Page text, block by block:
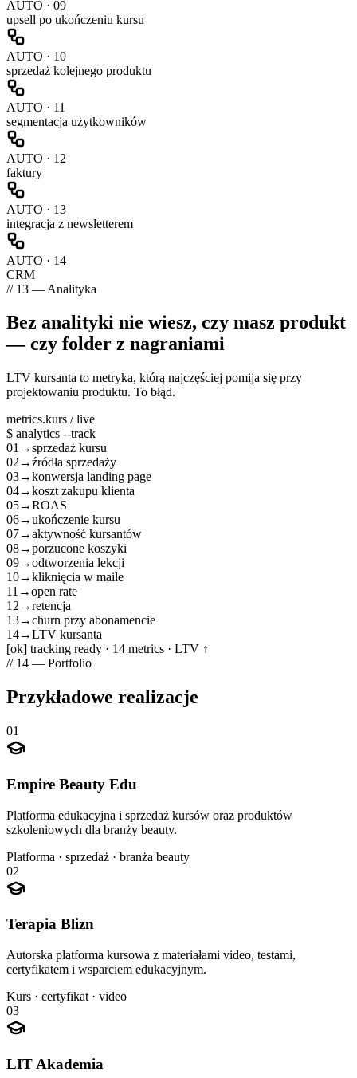
AUTO · 09
upsell po ukończeniu kursu
AUTO · 10
sprzedaż kolejnego produktu
AUTO · 11
segmentacja użytkowników
AUTO · 12
faktury
AUTO · 13
integracja z newsletterem
AUTO · 14
CRM
// 13 — Analityka
Bez analityki nie wiesz, czy masz produkt
— czy folder z nagraniami
LTV kursanta to metryka, którą najczęściej pomija się przy
projektowaniu produktu. To błąd.
metrics.kurs / live
$ analytics --track
01 →sprzedaż kursu
02 →źródła sprzedaży
03→konwersja landing page
04→koszt zakupu klienta
05→ROAS
06→ukończenie kursu
07→aktywność kursantów
08→porzucone koszyki
09→odtworzenia lekcji
10→kliknięcia w maile
11 →open rate
12 →retencja
13→churn przy abonamencie
14→LTV kursanta
[ok] tracking ready · 14 metrics · LTV ↑
// 14 — Portfolio
Przykładowe realizacje
01
Empire Beauty Edu
Platforma edukacyjna i sprzedaż kursów oraz produktów
szkoleniowych dla branży beauty.
Platforma · sprzedaż · branża beauty
02
Terapia Blizn
Autorska platforma kursowa z materiałami video, testami,
certyfikatem i wsparciem edukacyjnym.
Kurs · certyfikat · video
03
LIT Akademia